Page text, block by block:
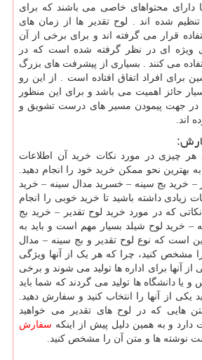
دارای محتواهای خاصی می باشند که برای
شده اند . لوح تقدیر ها از زمان های
قرار می گرفته اند و برای برخی از آن
ویژه ای در نظر گرفته شده است که در
می کنند . بسیاری از پیشرفت های بزرگ
برای افراد اتفاق افتاده است . از این رو
حائز اهمیت می باشد و برای این منظور
در جهت پیمودن مسیر های درست تشویق و
اند.
هر چیزی در مورد نکات خرید آن اطلاعات
بهترین نحو ممکن خرید خود را انجام دهید.
– خرید بج سینه – خسرید مدال سینه – خرید
زیادی داشته باشید تا خرید خوبی را انجام
که در مورد خرید لوح تقدیر – خرید بج
– خرید لوح شیلد بسیار مهم است و باید به
است که نوع لوح تقدیر و بج سینه – مدال
مشخص کنید، چرا که هر یک از آنها ویژگی
از آنها برای اداره ها تولید می شوند و برخی
و یا دانشگاه ها تولید می گردند که شما باید
یکی از آنها را انتخاب کنید و سفارش دهید.
هایی که در لوح های تقدیر می خواهید
دارد و به همین دلیل پیش از اینکه سفارش
نوشته ها و متن آن را مشخص کنید.